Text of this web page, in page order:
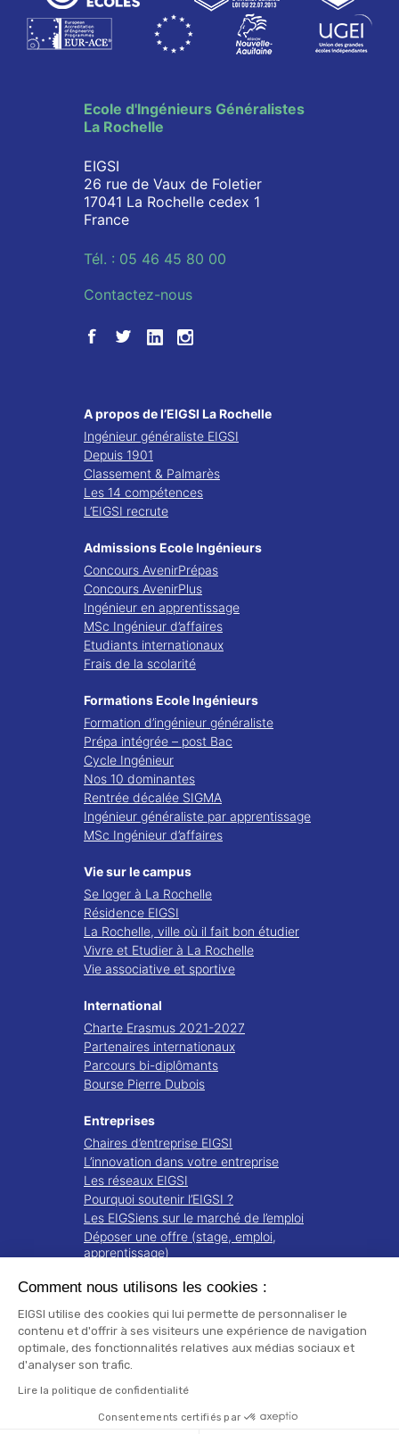
Ecole d'Ingénieurs Généralistes
La Rochelle
EIGSI
26 rue de Vaux de Foletier
17041 La Rochelle cedex 1
France
Tél. : 05 46 45 80 00
Contactez-nous
A propos de l’EIGSI La Rochelle
Ingénieur généraliste EIGSI
Depuis 1901
Classement & Palmarès
Les 14 compétences
L’EIGSI recrute
Admissions Ecole Ingénieurs
Concours AvenirPrépas
Concours AvenirPlus
Ingénieur en apprentissage
MSc Ingénieur d’affaires
Etudiants internationaux
Frais de la scolarité
Formations Ecole Ingénieurs
Formation d’ingénieur généraliste
Prépa intégrée – post Bac
Cycle Ingénieur
Nos 10 dominantes
Rentrée décalée SIGMA
Ingénieur généraliste par apprentissage
MSc Ingénieur d’affaires
Vie sur le campus
Se loger à La Rochelle
Résidence EIGSI
La Rochelle, ville où il fait bon étudier
Vivre et Etudier à La Rochelle
Vie associative et sportive
International
Charte Erasmus 2021-2027
Partenaires internationaux
Parcours bi-diplômants
Bourse Pierre Dubois
Entreprises
Chaires d’entreprise EIGSI
L’innovation dans votre entreprise
Les réseaux EIGSI
Pourquoi soutenir l’EIGSI ?
Les EIGSiens sur le marché de l’emploi
Déposer une offre (stage, emploi,
apprentissage)
Recherche
Projets de recherche
Notre écosystème
Publications
Mentions légales
Comment nous utilisons les cookies :
EIGSI utilise des cookies qui lui permette de personnaliser le
contenu et d'offrir à ses visiteurs une expérience de navigation
optimale, des fonctionnalités relatives aux médias sociaux et
d'analyser son trafic.
Lire la politique de confidentialité
Consentements certifiés par